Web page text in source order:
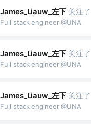
James_Liauw_左下 关注了
Full stack engineer @UNA
James_Liauw_左下 关注了
Full stack engineer @UNA
James_Liauw_左下 关注了
Full stack engineer @UNA